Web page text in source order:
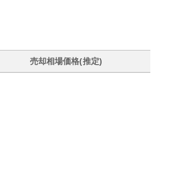
売却相場価格(推定)